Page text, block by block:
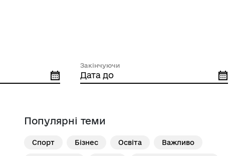
Закінчуючи
Популярні теми
Спорт Бізнес Освіта Важливо